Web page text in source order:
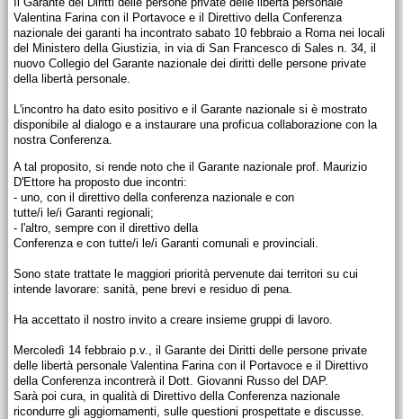
Valentina Farina con il Portavoce e il Direttivo della Conferenza
nazionale dei garanti ha incontrato sabato 10 febbraio a Roma nei locali
del Ministero della Giustizia, in via di San Francesco di Sales n. 34, il
nuovo Collegio del Garante nazionale dei diritti delle persone private
della libertà personale.
L'incontro ha dato esito positivo e il Garante nazionale si è mostrato
disponibile al dialogo e a instaurare una proficua collaborazione con la
nostra Conferenza.
A tal proposito, si rende noto che il Garante nazionale prof. Maurizio
D'Ettore ha proposto due incontri:
- uno, con il direttivo della conferenza nazionale e con
tutte/i le/i Garanti regionali;
- l'altro, sempre con il direttivo della
Conferenza e con tutte/i le/i Garanti comunali e provinciali.
Sono state trattate le maggiori priorità pervenute dai territori su cui
intende lavorare: sanità, pene brevi e residuo di pena.
Ha accettato il nostro invito a creare insieme gruppi di lavoro.
Mercoledì 14 febbraio p.v., il Garante dei Diritti delle persone private
delle libertà personale Valentina Farina con il Portavoce e il Direttivo
della Conferenza incontrerà il Dott. Giovanni Russo del DAP.
Sarà poi cura, in qualità di Direttivo della Conferenza nazionale
ricondurre gli aggiornamenti, sulle questioni prospettate e discusse.